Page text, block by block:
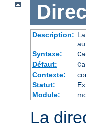
Description:
Syntaxe:
Défaut:
Contexte:
Statut:
Module:
La